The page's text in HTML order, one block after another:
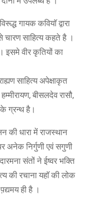
गायक कवियाॅ द्वारा
चारण साहित्य कहते है ।
इसमे वीर कृतियों का
साहित्य अपेक्षाकृत
बीसलदेव रासौ,
ग्रन्थ है।
की धारा में राजस्थान
अनेक निर्गुणी एवं सगुणी
संतों ने ईष्वर भक्ति
की रचाना यहाॅ की लोक
ही है ।